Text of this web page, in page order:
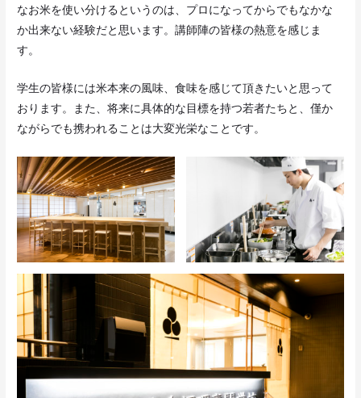
なお米を使い分けるというのは、プロになってからでもなかな
か出来ない経験だと思います。講師陣の皆様の熱意を感じま
す。
学生の皆様には米本来の風味、食味を感じて頂きたいと思って
おります。また、将来に具体的な目標を持つ若者たちと、僅か
ながらでも携われることは大変光栄なことです。